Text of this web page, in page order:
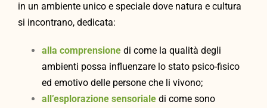
in un ambiente unico e speciale dove natura e cultura
si incontrano, dedicata:
alla comprensione di come la qualità degli
ambienti possa influenzare lo stato psico-fisico
ed emotivo delle persone che li vivono;
all’esplorazione sensoriale di come sono